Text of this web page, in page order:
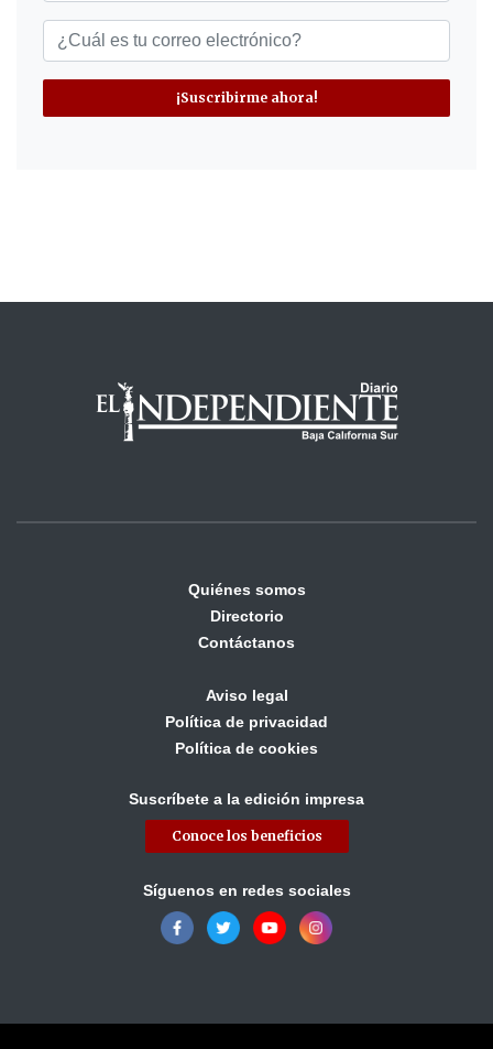
¡Suscribirme ahora!
Quiénes somos
Directorio
Contáctanos
Aviso legal
Política de privacidad
Política de cookies
Suscríbete a la edición impresa
Conoce los beneficios
Síguenos en redes sociales